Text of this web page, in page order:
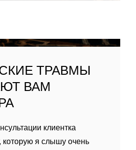
ТРАВМЫ
ВАМ
клиентка
которую я слышу очень